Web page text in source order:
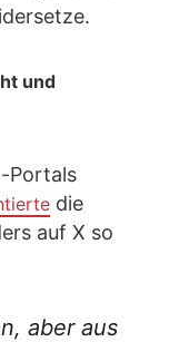
und
Portals
die
auf X so
aber aus